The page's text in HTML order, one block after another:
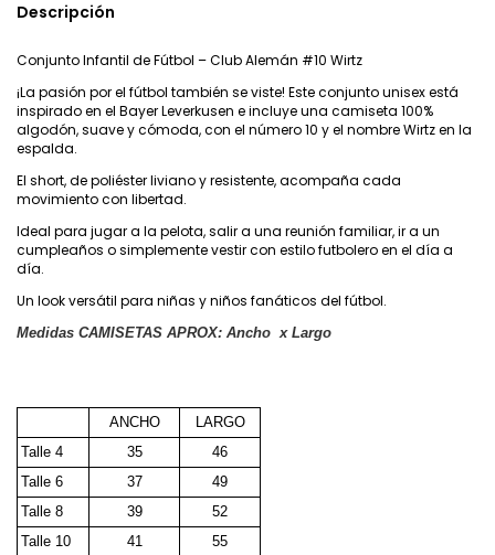
Descripción
Conjunto Infantil de Fútbol – Club Alemán #10 Wirtz
¡La pasión por el fútbol también se viste! Este conjunto unisex está
inspirado en el Bayer Leverkusen e incluye una camiseta 100%
algodón, suave y cómoda, con el número 10 y el nombre Wirtz en la
espalda.
El short, de poliéster liviano y resistente, acompaña cada
movimiento con libertad.
Ideal para jugar a la pelota, salir a una reunión familiar, ir a un
cumpleaños o simplemente vestir con estilo futbolero en el día a
día.
Un look versátil para niñas y niños fanáticos del fútbol.
Medidas CAMISETAS APROX: Ancho x Largo
ANCHO
LARGO
Talle 4
35
46
Talle 6
37
49
Talle 8
39
52
Talle 10
41
55